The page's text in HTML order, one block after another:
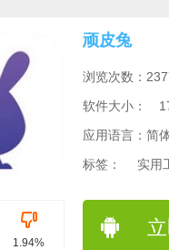
1.94%
顽皮兔
浏览次数：
软件大小：
应用语言：简
标签：
实用